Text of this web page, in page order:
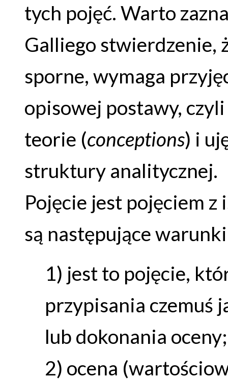
tych pojęć. Warto
Galliego stwierdzenie,
sporne, wymaga
opisowej postawy,
teorie (conceptions) i
struktury analitycznej.
Pojęcie jest pojęciem
są następujące warunki
1) jest to pojęcie,
przypisania czemuś
lub dokonania oceny;
2) ocena